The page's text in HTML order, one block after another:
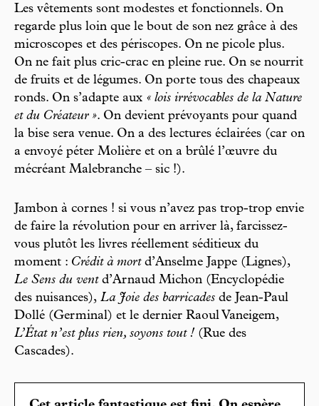
Les vêtements sont modestes et fonctionnels. On
regarde plus loin que le bout de son nez grâce à des
microscopes et des périscopes. On ne picole plus.
On ne fait plus cric-crac en pleine rue. On se nourrit
de fruits et de légumes. On porte tous des chapeaux
ronds. On s’adapte aux « lois irrévocables de la Nature
et du Créateur ». On devient prévoyants pour quand
la bise sera venue. On a des lectures éclairées (car on
a envoyé péter Molière et on a brûlé l’œuvre du
mécréant Malebranche – sic !).
Jambon à cornes ! si vous n’avez pas trop-trop envie
de faire la révolution pour en arriver là, farcissez-
vous plutôt les livres réellement séditieux du
moment : Crédit à mortd’Anselme Jappe (Lignes),
Le Sens du ventd’Arnaud Michon (Encyclopédie
des nuisances), La Joie des barricades de Jean-Paul
Dollé (Germinal) et le dernier Raoul Vaneigem,
L’État n’est plus rien, soyons tout ! (Rue des
Cascades).